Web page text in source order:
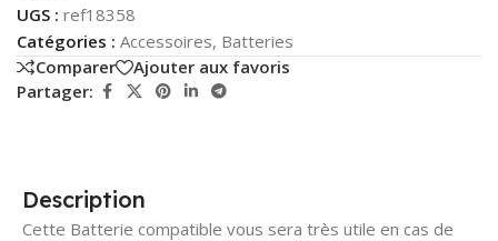
UGS : ref18358
Catégories : Accessoires, Batteries
Comparer
Ajouter aux favoris
Partager:
Description
Cette Batterie compatible vous sera très utile en cas de